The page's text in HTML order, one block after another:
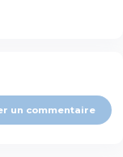
un commentaire